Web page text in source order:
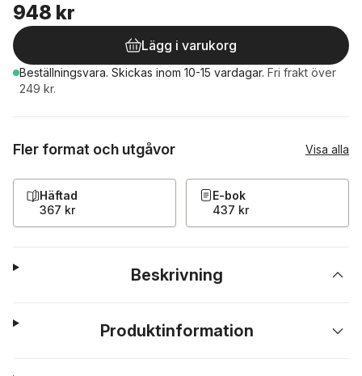
948 kr
Lägg i varukorg
Beställningsvara. Skickas inom 10-15 vardagar. Fri frakt över
249 kr.
Fler format och utgåvor Visa alla
Häftad
367 kr
E-bok
437 kr
Beskrivning
Produktinformation